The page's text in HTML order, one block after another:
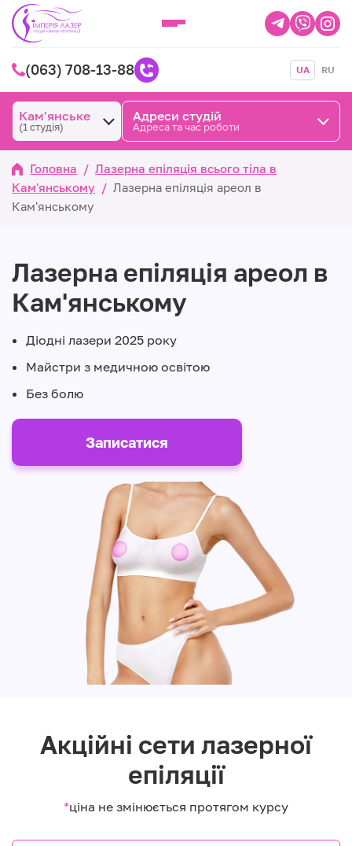
(063) 708-13-88 UA RU
Кам'янське
(1 студія)
Адреси студій
Адреса та час роботи
Головна / Лазерна епіляція всього тіла в
Кам'янському / Лазерна епіляція ареол в
Кам'янському
Лазерна епіляція ареол в
Кам'янському
Діодні лазери 2025 року
Майстри з медичною освітою
Без болю
Записатися
Акційні сети лазерної
епіляції
*ціна не змінюється протягом курсу